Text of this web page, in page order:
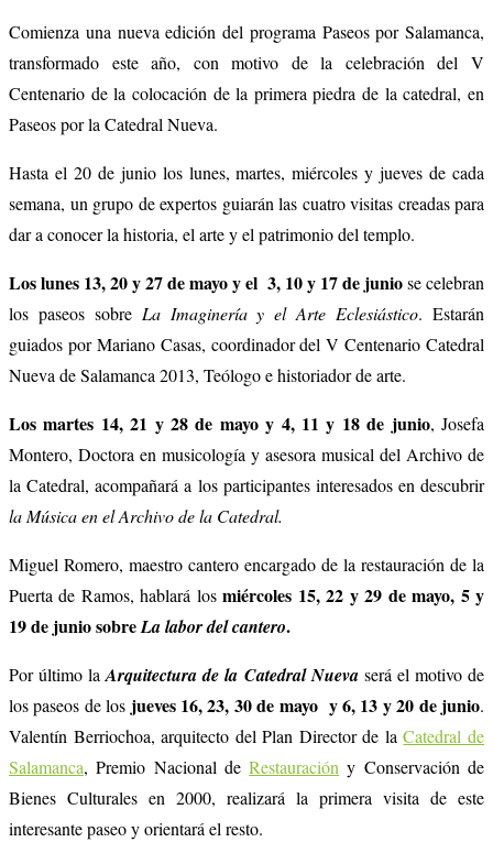
Comienza una nueva edición del programa Paseos por Salamanca,
transformado este año, con motivo de la celebración del V
Centenario de la colocación de la primera piedra de la catedral, en
Paseos por la Catedral Nueva.
Hasta el 20 de junio los lunes, martes, miércoles y jueves de cada
semana, un grupo de expertos guiarán las cuatro visitas creadas para
dar a conocer la historia, el arte y el patrimonio del templo.
Los lunes 13, 20 y 27 de mayo y el 3, 10 y 17 de juniose celebran
los paseos sobre La Imaginería y el Arte Eclesiástico. Estarán
guiados por Mariano Casas, coordinador del V Centenario Catedral
Nueva de Salamanca 2013, Teólogo e historiador de arte.
Los martes 14, 21 y 28 de mayo y 4, 11 y 18 de junio, Josefa
Montero, Doctora en musicología y asesora musical del Archivo de
la Catedral, acompañará a los participantes interesados en descubrir
la Música en el Archivo de la Catedral.
Miguel Romero, maestro cantero encargado de la restauración de la
Puerta de Ramos, hablará losmiércoles 15, 22 y 29 de mayo, 5 y
19 de junio sobreLa labor del cantero.
Por último laArquitectura de la Catedral Nuevaserá el motivo de
los paseos de los jueves 16, 23, 30 de mayo y 6, 13 y 20 de junio.
Valentín Berriochoa, arquitecto del Plan Director de laCatedral de
Salamanca, Premio Nacional deRestauración y Conservación de
Bienes Culturales en 2000, realizará la primera visita de este
interesante paseo y orientará el resto.